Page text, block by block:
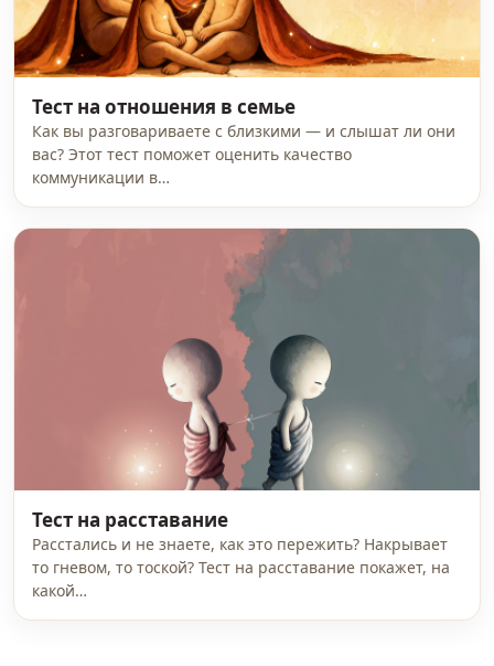
Тест на отношения в семье
Как вы разговариваете с близкими — и слышат ли они
вас? Этот тест поможет оценить качество
коммуникации в…
Тест на расставание
Расстались и не знаете, как это пережить? Накрывает
то гневом, то тоской? Тест на расставание покажет, на
какой…